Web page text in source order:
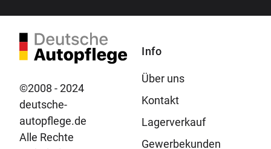
©2008 - 2024
deutsche-
autopflege.de
Alle Rechte
Info
Über uns
Kontakt
Lagerverkauf
Gewerbekunden